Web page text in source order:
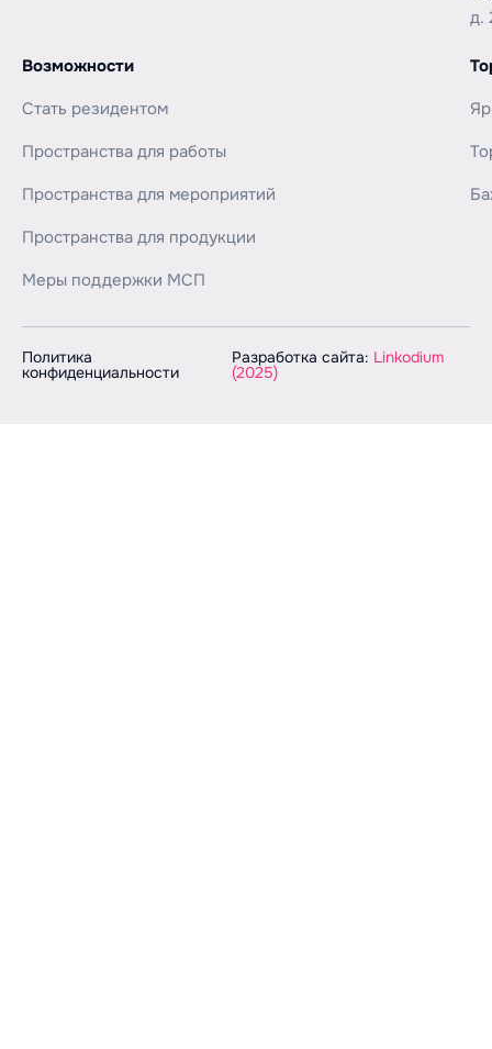
д.
Возможности
Стать резидентом
Пространства для работы
Пространства для мероприятий
Пространства для продукции
Меры поддержки МСП
Политика
конфиденциальности
Разработка сайта: Linkodium
(2025)